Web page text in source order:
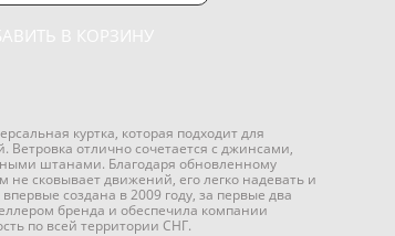
В КОРЗИНУ
куртка, которая подходит для
Ветровка отлично сочетается с джинсами,
штанами. Благодаря обновленному
не сковывает движений, его легко надевать и
создана в 2009 году, за первые два
бренда и обеспечила компании
по всей территории СНГ.